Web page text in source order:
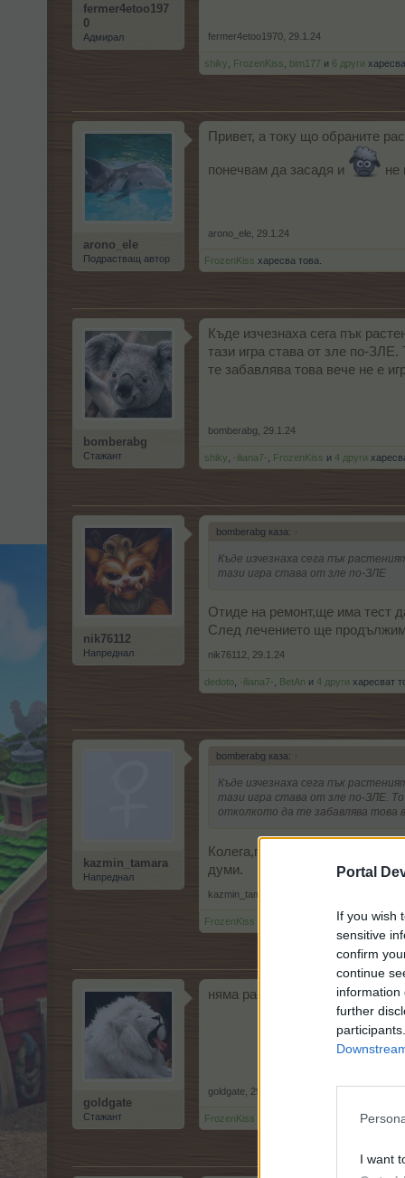
Portal
If you wish
sensitive
confirm
continue
information
further
I want
fermer4etoo197
0
Адмирал fermer4etoo1970 29.1.24
shiky FrozenKiss bim177 и 6 други
arono_ele
Подрастващ автор
Привет, а току що обраните
понечвам да засадя и не
arono_ele 29.1.24
FrozenKiss харесва това.
bomberabg
Стажант
Къде изчезнаха сега пък
тази игра става от зле по-
те забавлява това вече не е
bomberabg 29.1.24
shiky -iliana7- FrozenKiss и 4 други
nik76112
Напреднал
bomberabg каза: ↑
Къде изчезнаха сега пък
тази игра става от зле по-ЗЛЕ
Отиде на ремонт,ще има тест
След лечението ще
nik76112 29.1.24
dedoto -iliana7- BetAn и 4 други харесват
kazmin_tamara
Напреднал
bomberabg каза: ↑
Къде изчезнаха сега пък
тази игра става от зле по-ЗЛЕ.
отколкото да те забавлява това
Колега,при мен е същото -
думи.
kazmin_tamara
FrozenKiss
goldgate
Стажант
няма растения,няма
goldgate 29.1.24
FrozenKiss